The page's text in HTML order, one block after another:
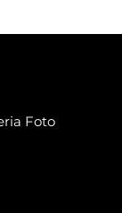
Foto